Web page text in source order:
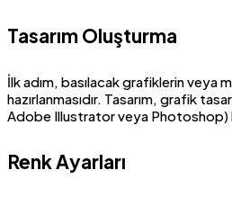
Tasarım Oluşturma
İlk adım, basılacak grafiklerin veya
hazırlanmasıdır. Tasarım, grafik
Adobe Illustrator veya Photoshop)
Renk Ayarları